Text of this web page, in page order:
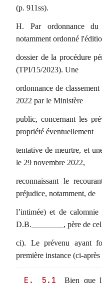
(p. 911ss).
H. Par ordonnance
notamment ordonné
dossier de la procédure
(TPI/15/2023). Une
ordonnance de
2022 par le Ministère
public, concernant les
propriété éventuellement
tentative de meurtre, et
le 29 novembre 2022,
reconnaissant le
préjudice, notamment, de
l’intimée) et de
D.B.________, père de
ci). Le prévenu ayant
première instance (ci-après
E. 5.1 Bien que